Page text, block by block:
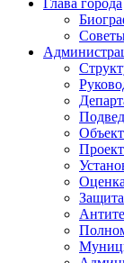
Глава города